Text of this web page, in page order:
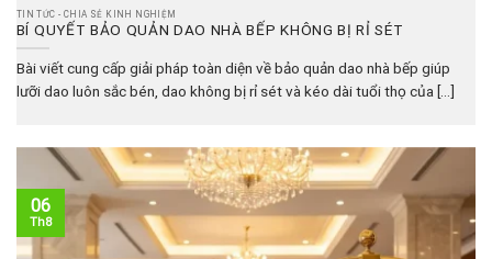
TIN TỨC - CHIA SẺ KINH NGHIỆM
BÍ QUYẾT BẢO QUẢN DAO NHÀ BẾP KHÔNG BỊ RỈ SÉT
Bài viết cung cấp giải pháp toàn diện về bảo quản dao nhà bếp giúp
lưỡi dao luôn sắc bén, dao không bị rỉ sét và kéo dài tuổi thọ của [...]
06
Th8